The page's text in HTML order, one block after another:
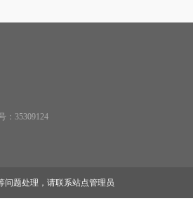
：35309124
问题处理，请联系站点管理员